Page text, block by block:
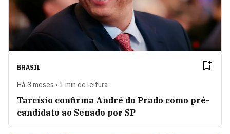
BRASIL
Há 3 meses • 1 min de leitura
Tarcísio confirma André do Prado como pré-
candidato ao Senado por SP